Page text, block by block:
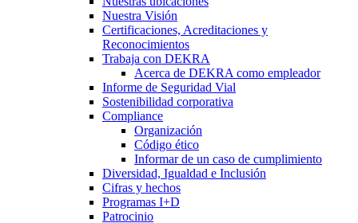
Nuestra Visión
Certificaciones, Acreditaciones y
Reconocimientos
Trabaja con DEKRA
Acerca de DEKRA como empleador
Informe de Seguridad Vial
Sostenibilidad corporativa
Compliance
Organización
Código ético
Informar de un caso de cumplimiento
Diversidad, Igualdad e Inclusión
Cifras y hechos
Programas I+D
Patrocinio